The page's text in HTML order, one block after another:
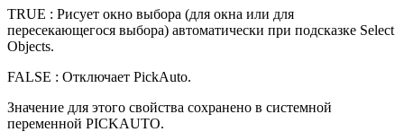
TRUE : Рисует окно выбора (для окна или для
пересекающегося выбора) автоматически при подсказке Select
Objects.
FALSE : Отключает PickAuto.
Значение для этого свойства сохранено в системной
переменной PICKAUTO.